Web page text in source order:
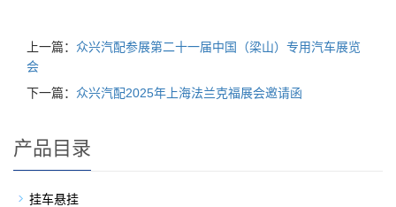
上一篇： 众兴汽配参展第二十一届中国（梁山）专用汽车展览
会
下一篇： 众兴汽配2025年上海法兰克福展会邀请函
产品目录
挂车悬挂